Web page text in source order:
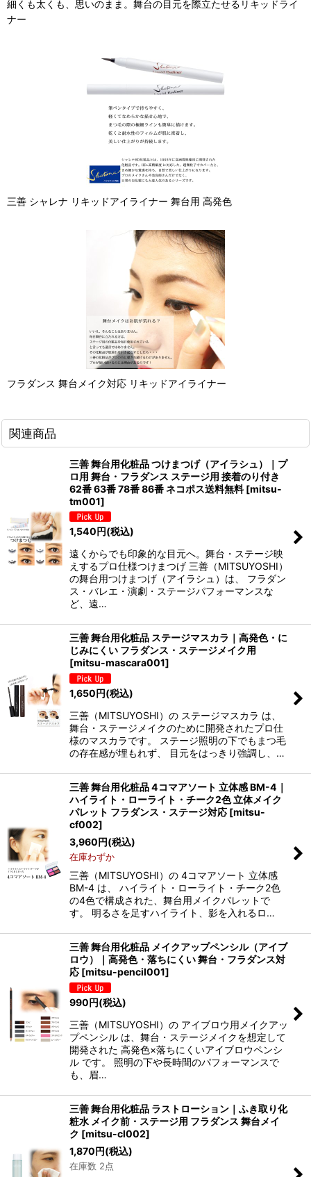
細くも太くも、思いのまま。舞台の目元を際立たせるリキッドライ
ナー
三善 シャレナ リキッドアイライナー 舞台用 高発色
フラダンス 舞台メイク対応 リキッドアイライナー
関連商品
三善 舞台用化粧品 つけまつげ（アイラシュ）｜プ
ロ用 舞台・フラダンス ステージ用 接着のり付き
62番 63番 78番 86番 ネコポス送料無料 [mitsu-
tm001]
1,540円(税込)
遠くからでも印象的な目元へ。舞台・ステージ映
えするプロ仕様つけまつげ 三善（MITSUYOSHI）
の舞台用つけまつげ（アイラシュ）は、 フラダン
ス・バレエ・演劇・ステージパフォーマンスな
ど、遠…
三善 舞台用化粧品 ステージマスカラ｜高発色・に
じみにくい フラダンス・ステージメイク用
[mitsu-mascara001]
1,650円(税込)
三善（MITSUYOSHI）の ステージマスカラ は、
舞台・ステージメイクのために開発されたプロ仕
様のマスカラです。 ステージ照明の下でもまつ毛
の存在感が埋もれず、 目元をはっきり強調し、…
三善 舞台用化粧品 4コマアソート 立体感 BM-4｜
ハイライト・ローライト・チーク2色 立体メイク
パレット フラダンス・ステージ対応 [mitsu-
cf002]
3,960円(税込)
在庫わずか
三善（MITSUYOSHI）の 4コマアソート 立体感
BM-4 は、 ハイライト・ローライト・チーク2色
の4色で構成された、舞台用メイクパレットで
す。 明るさを足すハイライト、影を入れるロ…
三善 舞台用化粧品 メイクアップペンシル（アイブ
ロウ）｜高発色・落ちにくい 舞台・フラダンス対
応 [mitsu-pencil001]
990円(税込)
三善（MITSUYOSHI）の アイブロウ用メイクアッ
プペンシル は、舞台・ステージメイクを想定して
開発された 高発色×落ちにくいアイブロウペンシ
ル です。 照明の下や長時間のパフォーマンスで
も、眉…
三善 舞台用化粧品 ラストローション｜ふき取り化
粧水 メイク前・ステージ用 フラダンス 舞台メイ
ク [mitsu-cl002]
1,870円(税込)
在庫数 2点